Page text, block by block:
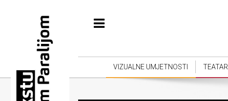
Vizualne
umjetnosti
Teatar
VIZUALNE UMJETNOSTI TEATAR